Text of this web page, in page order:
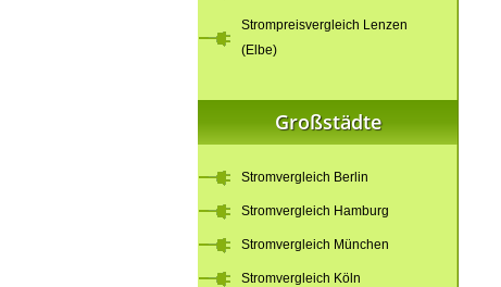
Strompreisvergleich Lenzen
(Elbe)
Großstädte
Stromvergleich Berlin
Stromvergleich Hamburg
Stromvergleich München
Stromvergleich Köln